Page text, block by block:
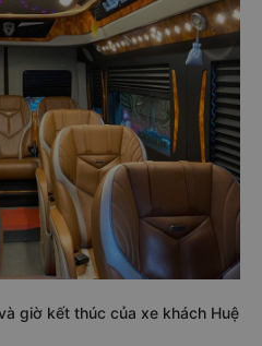
giờ kết thúc của xe khách Huệ